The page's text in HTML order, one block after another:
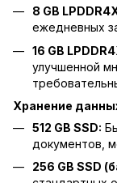
8 GB
ежедневных
16 GB
улучшенной
Хранение
512 GB SSD:
документов,
256 GB SSD